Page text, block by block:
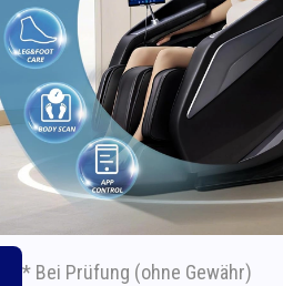
* Bei Prüfung (ohne Gewähr)